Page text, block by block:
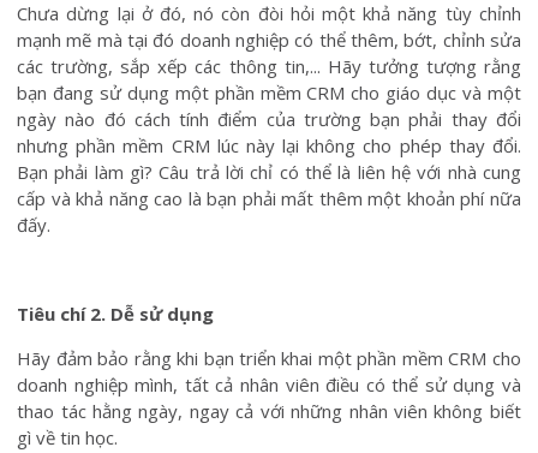
Chưa dừng lại ở đó, nó còn đòi hỏi một khả năng tùy chỉnh
mạnh mẽ mà tại đó doanh nghiệp có thể thêm, bớt, chỉnh sửa
các trường, sắp xếp các thông tin,... Hãy tưởng tượng rằng
bạn đang sử dụng một phần mềm CRM cho giáo dục và một
ngày nào đó cách tính điểm của trường bạn phải thay đổi
nhưng phần mềm CRM lúc này lại không cho phép thay đổi.
Bạn phải làm gì? Câu trả lời chỉ có thể là liên hệ với nhà cung
cấp và khả năng cao là bạn phải mất thêm một khoản phí nữa
đấy.
Tiêu chí 2. Dễ sử dụng
Hãy đảm bảo rằng khi bạn triển khai một phần mềm CRM cho
doanh nghiệp mình, tất cả nhân viên điều có thể sử dụng và
thao tác hằng ngày, ngay cả với những nhân viên không biết
gì về tin học.